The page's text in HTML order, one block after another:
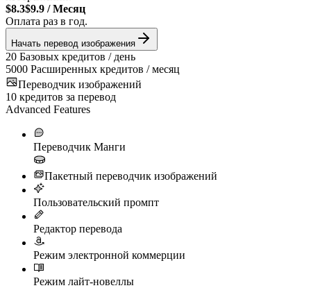
$8.3$9.9 /Месяц
Оплата раз в год.
Начать перевод изображения
20 Базовых кредитов / день
5000 Расширенных кредитов / месяц
Переводчик изображений
10 кредитов за перевод
Advanced Features
Переводчик Манги
Пакетный переводчик изображений
Пользовательский промпт
Редактор перевода
Режим электронной коммерции
Режим лайт-новеллы